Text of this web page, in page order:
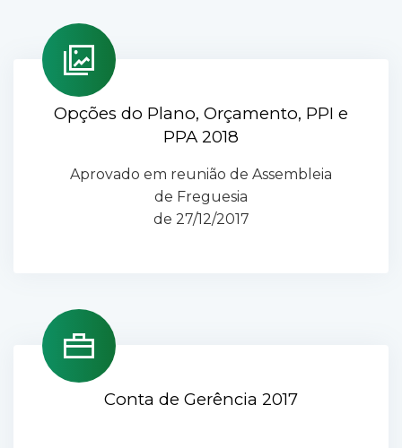
Opções do Plano, Orçamento, PPI e
PPA 2018
Aprovado em reunião de Assembleia
de Freguesia
de 27/12/2017
Conta de Gerência 2017